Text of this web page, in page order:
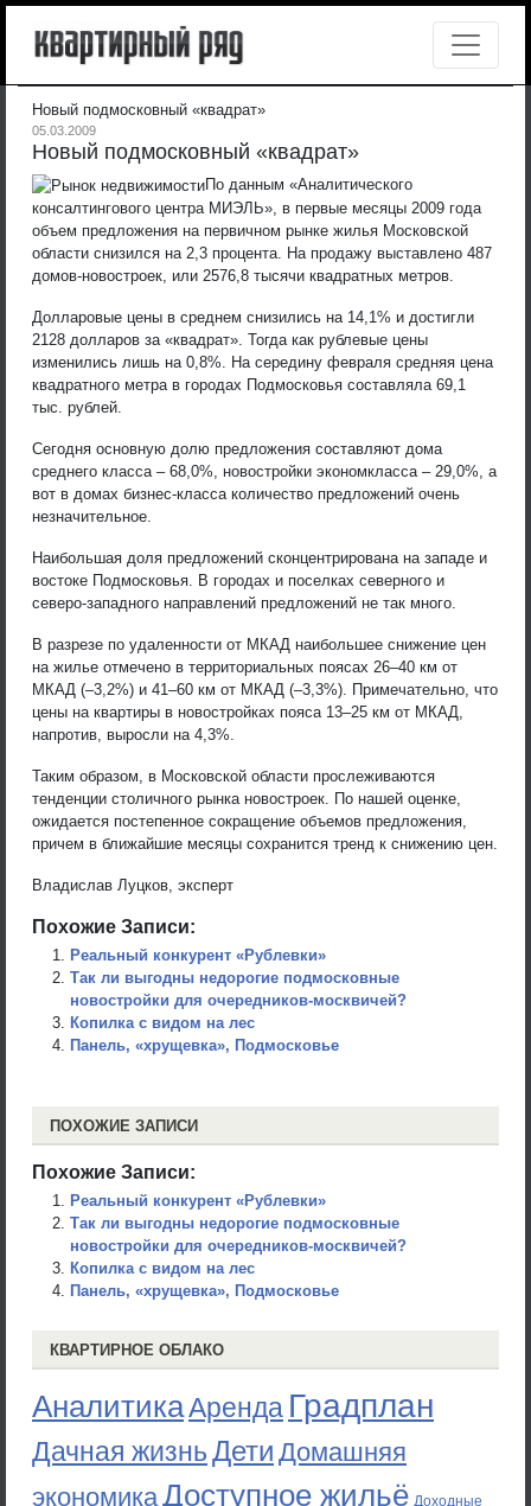
Новый подмосковный «квадрат»
05.03.2009
Новый подмосковный «квадрат»
По данным «Аналитического
консалтингового центра МИЭЛЬ», в первые месяцы 2009 года
объем предложения на первичном рынке жилья Московской
области снизился на 2,3 процента. На продажу выставлено 487
домов-новостроек, или 2576,8 тысячи квадратных метров.
Долларовые цены в среднем снизились на 14,1% и достигли
2128 долларов за «квадрат». Тогда как рублевые цены
изменились лишь на 0,8%. На середину февраля средняя цена
квадратного метра в городах Подмосковья составляла 69,1
тыс. рублей.
Сегодня основную долю предложения составляют дома
среднего класса – 68,0%, новостройки экономкласса – 29,0%, а
вот в домах бизнес-класса количество предложений очень
незначительное.
Наибольшая доля предложений сконцентрирована на западе и
востоке Подмосковья. В городах и поселках северного и
северо-западного направлений предложений не так много.
В разрезе по удаленности от МКАД наибольшее снижение цен
на жилье отмечено в территориальных поясах 26–40 км от
МКАД (–3,2%) и 41–60 км от МКАД (–3,3%). Примечательно, что
цены на квартиры в новостройках пояса 13–25 км от МКАД,
напротив, выросли на 4,3%.
Таким образом, в Московской области прослеживаются
тенденции столичного рынка новостроек. По нашей оценке,
ожидается постепенное сокращение объемов предложения,
причем в ближайшие месяцы сохранится тренд к снижению цен.
Владислав Луцков, эксперт
Похожие Записи:
Реальный конкурент «Рублевки»
Так ли выгодны недорогие подмосковные
новостройки для очередников-москвичей?
Копилка с видом на лес
Панель, «хрущевка», Подмосковье
ПОХОЖИЕ ЗАПИСИ
Похожие Записи:
Реальный конкурент «Рублевки»
Так ли выгодны недорогие подмосковные
новостройки для очередников-москвичей?
Копилка с видом на лес
Панель, «хрущевка», Подмосковье
КВАРТИРНОЕ ОБЛАКО
АналитикаАренда Градплан
Дачная жизньДети Домашняя
экономикаДоступное жильё Доходные